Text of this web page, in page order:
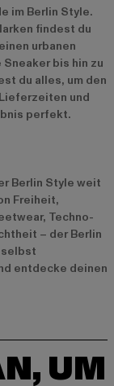
im Berlin Style.
findest du
urbanen
bis hin zu
du alles, um den
und
perfekt.
Berlin Style weit
Freiheit,
Techno-
– der Berlin
entdecke deinen
UM